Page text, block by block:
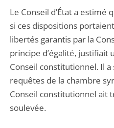
Le Conseil d’État a estimé
si ces dispositions
libertés garantis par la
principe d’égalité, justifiait
Conseil constitutionnel. Il
requêtes de la chambre
Conseil constitutionnel ait
soulevée.